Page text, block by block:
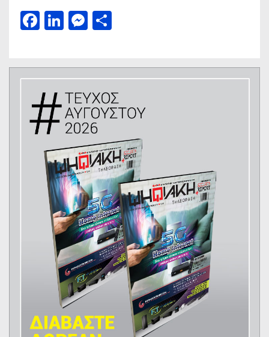
Facebook
LinkedIn
Messenger